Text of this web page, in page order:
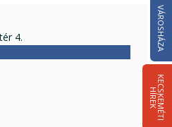
VÁROSHÁZA
K
E
C
S
K
E
M
É
T
I
HÍ
R
E
K
4.